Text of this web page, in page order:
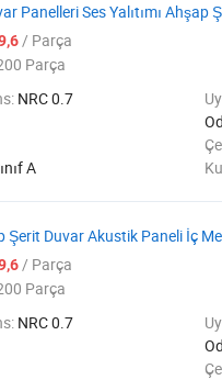
Panelleri Ses Yalıtımı
/ Parça
Parça
NRC 0.7
A
Şerit Duvar Akustik Paneli İç
/ Parça
Parça
NRC 0.7